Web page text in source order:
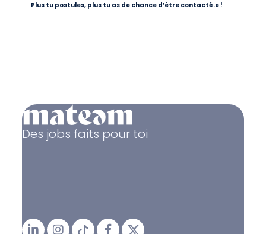
Plus tu postules, plus tu as de chance d’être contacté.e !
Des jobs faits pour toi